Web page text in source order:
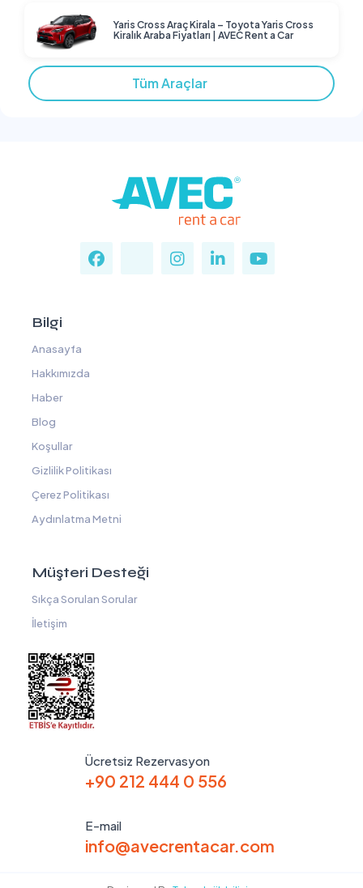
Yaris Cross Araç Kirala – Toyota Yaris Cross
Kiralık Araba Fiyatları | AVEC Rent a Car
Tüm Araçlar
Bilgi
Anasayfa
Hakkımızda
Haber
Blog
Koşullar
Gizlilik Politikası
Çerez Politikası
Aydınlatma Metni
Müşteri Desteği
Sıkça Sorulan Sorular
İletişim
Ücretsiz Rezervasyon
+90 212 444 0 556
E-mail
info@avecrentacar.com